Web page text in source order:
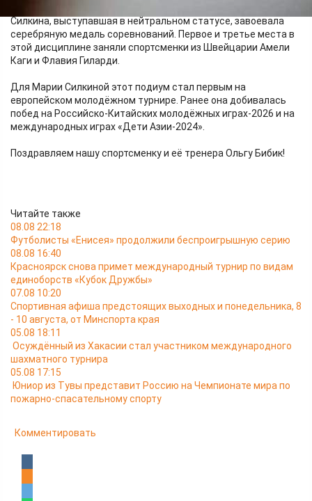
Силкина, выступавшая в нейтральном статусе, завоевала
серебряную медаль соревнований. Первое и третье места в
этой дисциплине заняли спортсменки из Швейцарии Амели
Каги и Флавия Гиларди.
Для Марии Силкиной этот подиум стал первым на
европейском молодёжном турнире. Ранее она добивалась
побед на Российско-Китайских молодёжных играх-2026 и на
международных играх «Дети Азии-2024».
Поздравляем нашу спортсменку и её тренера Ольгу Бибик!
Читайте также
08.08 22:18
Футболисты «Енисея» продолжили беспроигрышную серию
08.08 16:40
Красноярск снова примет международный турнир по видам
единоборств «Кубок Дружбы»
07.08 10:20
Спортивная афиша предстоящих выходных и понедельника, 8
- 10 августа, от Минспорта края
05.08 18:11
Осуждённый из Хакасии стал участником международного
шахматного турнира
05.08 17:15
Юниор из Тувы представит Россию на Чемпионате мира по
пожарно-спасательному спорту
Комментировать